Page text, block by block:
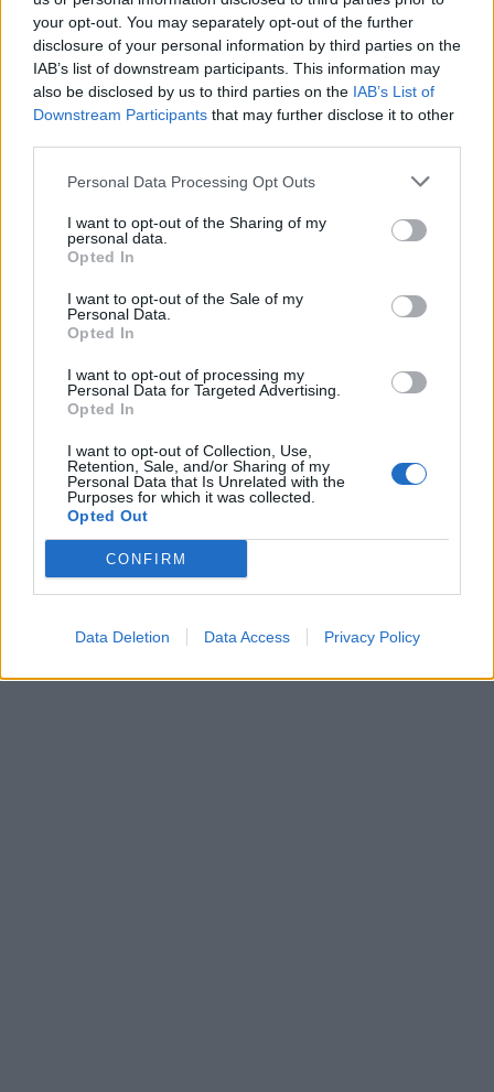
your opt-out. You may separately opt-out of the further
disclosure of your personal information by third parties on the
IAB’s list of downstream participants. This information may
also be disclosed by us to third parties on the IAB’s List of
Downstream Participants that may further disclose it to other
Personal Data Processing Opt Outs
I want to opt-out of the Sharing of my
personal data.
Opted In
I want to opt-out of the Sale of my
Personal Data.
Opted In
I want to opt-out of processing my
Personal Data for Targeted Advertising.
Opted In
I want to opt-out of Collection, Use,
Retention, Sale, and/or Sharing of my
Personal Data that Is Unrelated with the
Purposes for which it was collected.
Opted Out
CONFIRM
Data Deletion Data Access Privacy Policy
In evidenza